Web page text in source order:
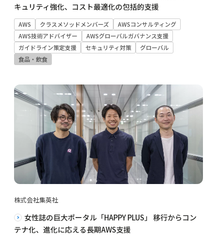
キュリティ強化、コスト最適化の包括的支援
AWS クラスメソッドメンバーズ
AWSコンサルティング
AWS技術アドバイザー
AWSグローバルガバナンス支援
ガイドライン策定支援
セキュリティ対策
グローバル
食品・飲食
株式会社集英社
女性誌の巨大ポータル「HAPPY PLUS」 移行からコン
テナ化、進化に応える長期AWS支援